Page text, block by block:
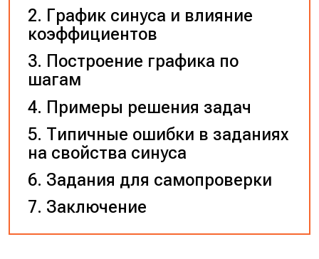
График синуса и влияние
коэффициентов
Построение графика по
шагам
Примеры решения задач
Типичные ошибки в заданиях
на свойства синуса
Задания для самопроверки
Заключение